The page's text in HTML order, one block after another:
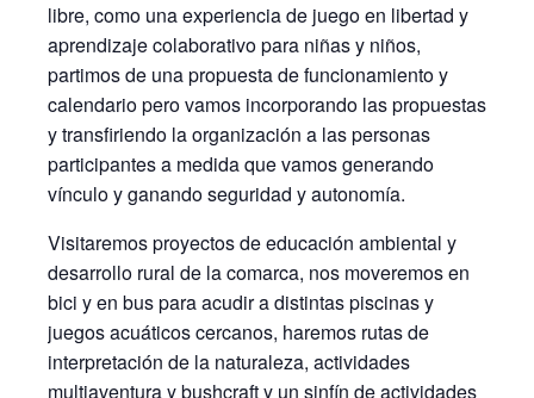
libre, como una experiencia de juego en libertad y
aprendizaje colaborativo para niñas y niños,
partimos de una propuesta de funcionamiento y
calendario pero vamos incorporando las propuestas
y transfiriendo la organización a las personas
participantes a medida que vamos generando
vínculo y ganando seguridad y autonomía.
Visitaremos proyectos de educación ambiental y
desarrollo rural de la comarca, nos moveremos en
bici y en bus para acudir a distintas piscinas y
juegos acuáticos cercanos, haremos rutas de
interpretación de la naturaleza, actividades
multiaventura y bushcraft y un sinfín de actividades